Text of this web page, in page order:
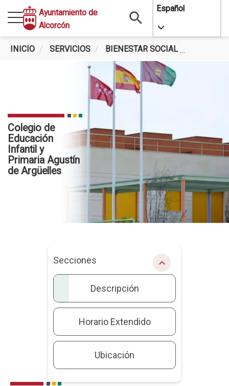
contenido
principal
Ayuntamiento de
Alcorcón
Español
Toggle
INICIO SERVICIOS BIENESTAR SOCIAL
Colegio de
Educación
Infantil y
Primaria Agustín
de Argüelles
Secciones chevron_right
Descripción
Horario Extendido
Ubicación